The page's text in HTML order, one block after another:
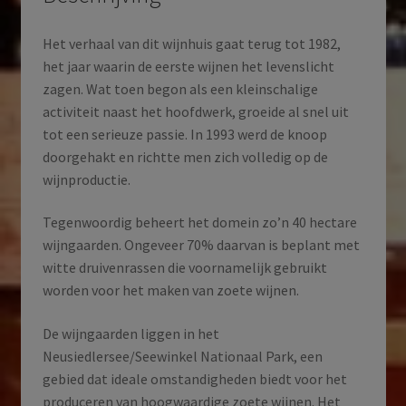
Het verhaal van dit wijnhuis gaat terug tot 1982,
het jaar waarin de eerste wijnen het levenslicht
zagen. Wat toen begon als een kleinschalige
activiteit naast het hoofdwerk, groeide al snel uit
tot een serieuze passie. In 1993 werd de knoop
doorgehakt en richtte men zich volledig op de
wijnproductie.
Tegenwoordig beheert het domein zo’n 40 hectare
wijngaarden. Ongeveer 70% daarvan is beplant met
witte druivenrassen die voornamelijk gebruikt
worden voor het maken van zoete wijnen.
De wijngaarden liggen in het
Neusiedlersee/Seewinkel Nationaal Park, een
gebied dat ideale omstandigheden biedt voor het
produceren van hoogwaardige zoete wijnen. Het